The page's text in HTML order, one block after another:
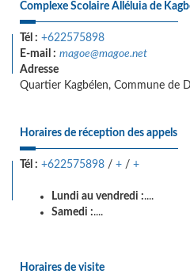
Complexe Scolaire Alléluia de
Tél : +622575898
E-mail : magoe@magoe.net
Adresse
Quartier Kagbélen, Commune de
Horaires de réception des appels
Tél : +622575898 / + / +
Lundi au vendredi :....
Samedi :....
Horaires de visite